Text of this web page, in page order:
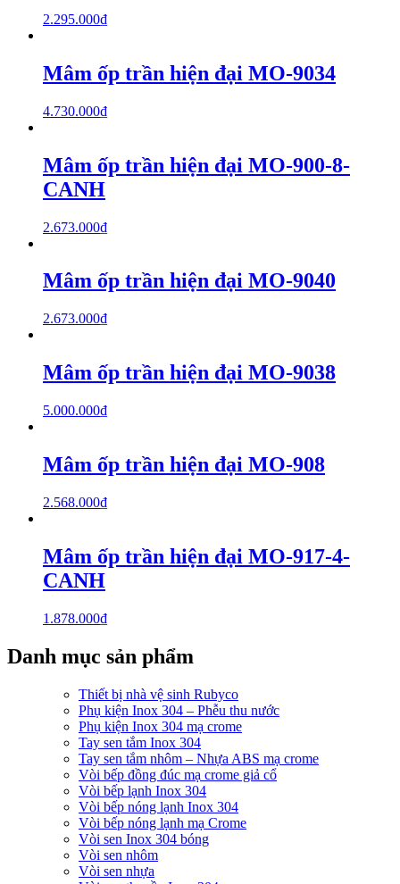
2.295.000₫
Mâm ốp trần hiện đại MO-9034
4.730.000₫
Mâm ốp trần hiện đại MO-900-8-
CANH
2.673.000₫
Mâm ốp trần hiện đại MO-9040
2.673.000₫
Mâm ốp trần hiện đại MO-9038
5.000.000₫
Mâm ốp trần hiện đại MO-908
2.568.000₫
Mâm ốp trần hiện đại MO-917-4-
CANH
1.878.000₫
Danh mục sản phẩm
Thiết bị nhà vệ sinh Rubyco
Phụ kiện Inox 304 – Phễu thu nước
Phụ kiện Inox 304 mạ crome
Tay sen tắm Inox 304
Tay sen tắm nhôm – Nhựa ABS mạ crome
Vòi bếp đồng đúc mạ crome giả cổ
Vòi bếp lạnh Inox 304
Vòi bếp nóng lạnh Inox 304
Vòi bếp nóng lạnh mạ Crome
Vòi sen Inox 304 bóng
Vòi sen nhôm
Vòi sen nhựa